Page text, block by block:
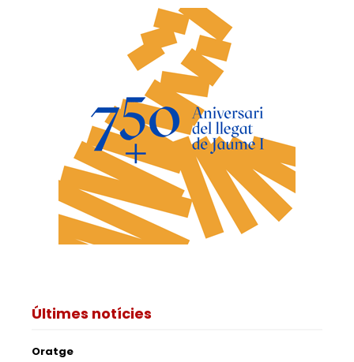
Últimes notícies
Oratge